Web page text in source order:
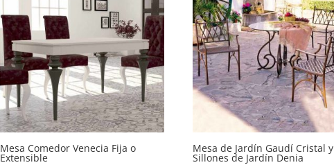
Mesa Comedor Venecia Fija o
Extensible
Mesa de Jardín Gaudí Cristal y
Sillones de Jardín Denia